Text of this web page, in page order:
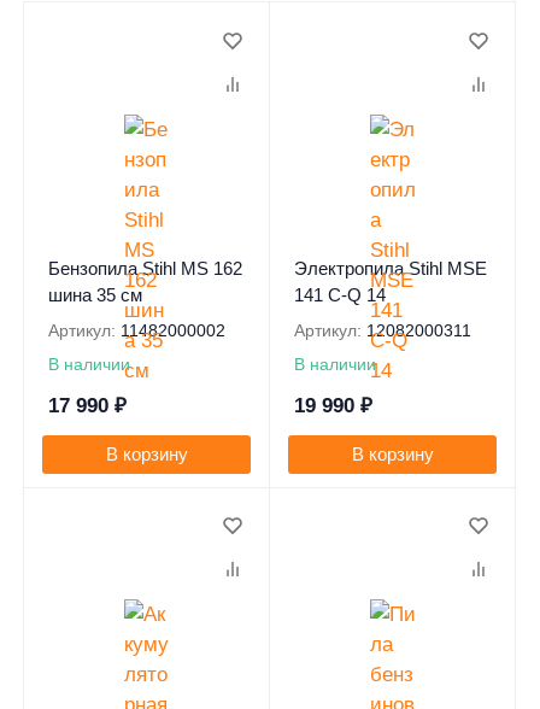
Бензопила Stihl MS 162
шина 35 см
Артикул: 11482000002
В наличии
17 990 ₽
В корзину
Электропила Stihl MSE
141 C-Q 14
Артикул: 12082000311
В наличии
19 990 ₽
В корзину